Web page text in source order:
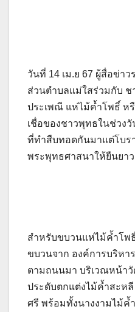
วันที่ 14 เม.ย 67 ผู้สื่อข่า
ส่วนตำบลแม่ใสร่วมกับ ช
ประเพณี แห่ไม้ค้ำโพธิ์ ห
เชื่อของชาวพุทธในช่วง
ที่ทำสืบทอดกันมาแต่โบร
พระพุทธศาสนาให้ยืนยา
สำหรับขบวนแห่ไม้ค้ำโพ
ขบวนจาก องค์การบริหา
ตามถนนมา บริเวณหน้า
ประดับตกแต่งไม้ค้ำสะหลี
ศรี พร้อมทั้งนางงามไม้ค้